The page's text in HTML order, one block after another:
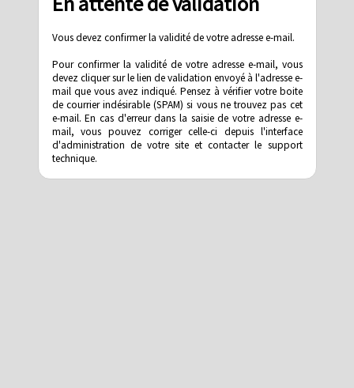
Vous devez confirmer la validité de votre adresse e-mail.
Pour confirmer la validité de votre adresse e-mail, vous
devez cliquer sur le lien de validation envoyé à l'adresse e-
mail que vous avez indiqué. Pensez à vérifier votre boite
de courrier indésirable (SPAM) si vous ne trouvez pas cet
e-mail. En cas d'erreur dans la saisie de votre adresse e-
mail, vous pouvez corriger celle-ci depuis l'interface
d'administration de votre site et contacter le support
technique.